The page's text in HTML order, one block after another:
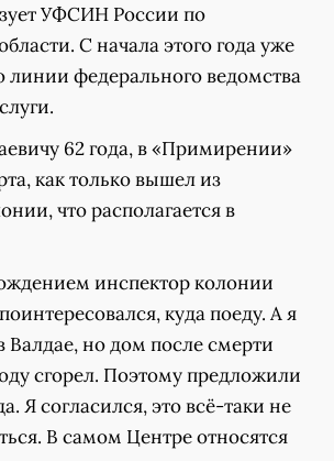
УФСИН России по
С начала этого года уже
линии федерального ведомства
62 года, в «Примирении»
как только вышел из
что располагается в
инспектор колонии
куда поеду. А я
Валдае, но дом после смерти
сгорел. Поэтому предложили
Я согласился, это всё-таки не
В самом Центре относятся